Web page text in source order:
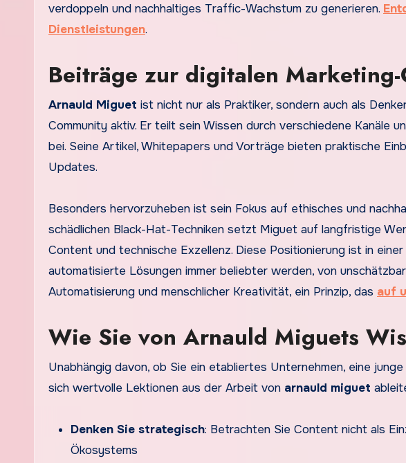
verdoppeln und nachhaltiges Traffic-Wachstum zu generieren.
Dienstleistungen.
Beiträge zur digitalen
Arnauld Miguet ist nicht nur als Praktiker, sondern auch als
Community aktiv. Er teilt sein Wissen durch verschiedene Kanäle
bei. Seine Artikel, Whitepapers und Vorträge bieten praktische
Updates.
Besonders hervorzuheben ist sein Fokus auf ethisches und
schädlichen Black-Hat-Techniken setzt Miguet auf langfristige
Content und technische Exzellenz. Diese Positionierung ist in
automatisierte Lösungen immer beliebter werden, von
Automatisierung und menschlicher Kreativität, ein Prinzip, das auf
Wie Sie von Arnauld Miguets
Unabhängig davon, ob Sie ein etabliertes Unternehmen, eine
sich wertvolle Lektionen aus der Arbeit von arnauld miguet
Denken Sie strategisch: Betrachten Sie Content nicht als
Ökosystems